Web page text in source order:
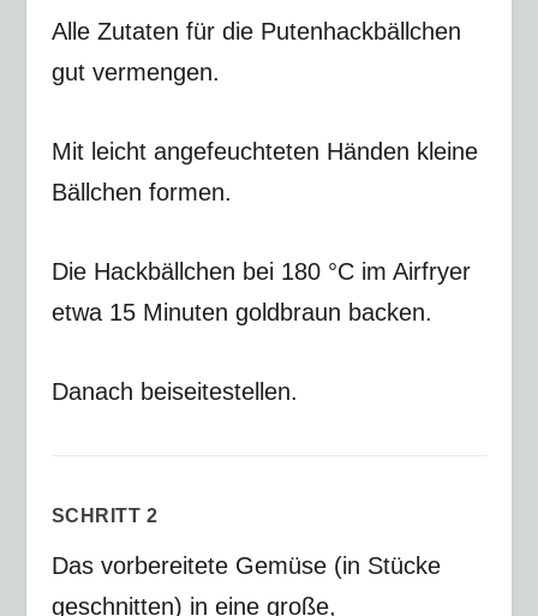
Alle Zutaten für die Putenhackbällchen
gut vermengen.
Mit leicht angefeuchteten Händen kleine
Bällchen formen.
Die Hackbällchen bei 180 °Cim Airfryer
etwa 15 Minuten goldbraun backen.
Danach beiseitestellen.
SCHRITT 2
Das vorbereitete Gemüse (in Stücke
geschnitten) in eine große,